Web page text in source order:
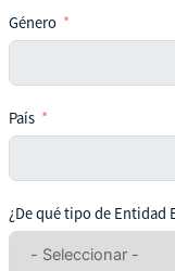
Género
País
¿De qué tipo de Entidad